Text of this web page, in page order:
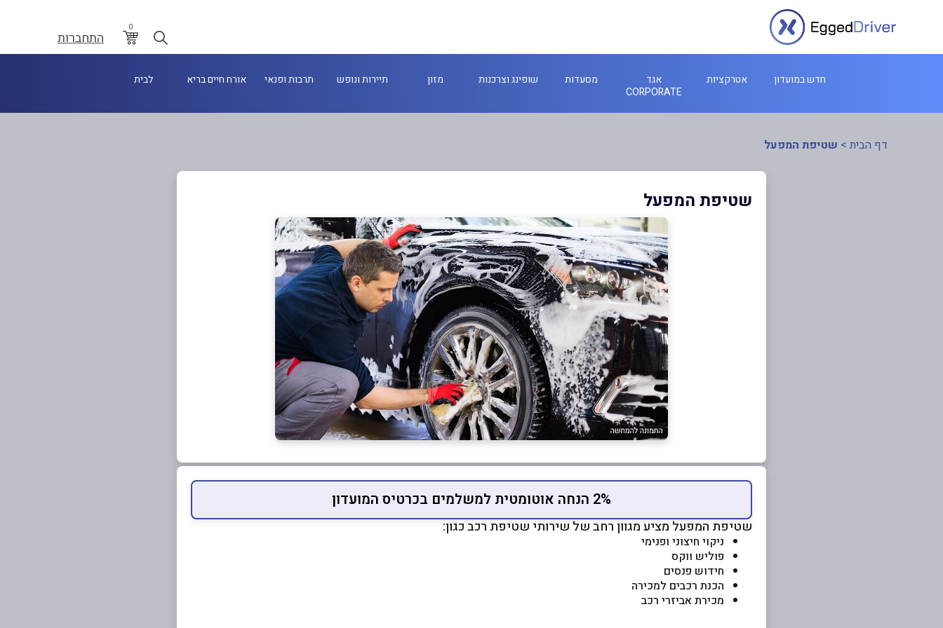
0
התחברות
חדש במועדון אטרקציות
אגד
CORPORATE
מסעדות שופינג וצרכנות מזון תיירות ונופש תרבות ופנאי אורח חיים בריא לבית
דף הבית > שטיפת המפעל
שטיפת המפעל
2% הנחה אוטומטית למשלמים בכרטיס המועדון
שטיפת המפעל מציע מגוון רחב של שירותי שטיפת רכב כגון:
ניקוי חיצוני ופנימי
פוליש ווקס
חידוש פנסים
הכנת רכבים למכירה
מכירת אביזרי רכב